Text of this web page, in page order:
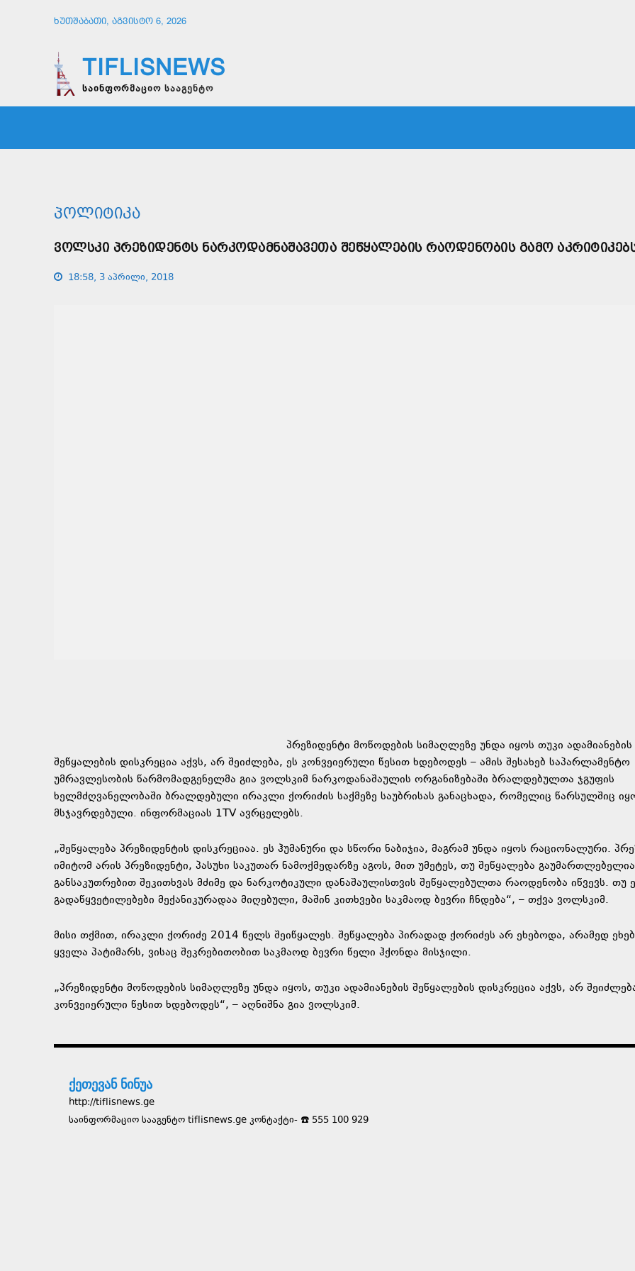
ᲮᲣᲗᲨᲐᲑᲐᲗᲘ, ᲐᲒᲕᲘᲡᲢᲝ 6, 2026
TIFLISNEWS
საინფორმაციო სააგენტო
ᲞᲝᲚᲘᲢᲘᲙᲐ
ᲕᲝᲚᲡᲙᲘ ᲞᲠᲔᲖᲘᲓᲔᲜᲢᲡ ᲜᲐᲠᲙᲝᲓᲐᲛᲜᲐᲨᲐᲕᲔᲗᲐ ᲨᲔᲬᲧᲐᲚᲔᲑᲘᲡ ᲠᲐᲝᲓᲔᲜᲝᲑᲘᲡ ᲒᲐᲛᲝ
18:58, 3 აპრილი, 2018
პრეზიდენტი მოწოდების სიმაღლეზე უნდა იყოს თუკი ადამიანების
შეწყალების დისკრეცია აქვს, არ შეიძლება, ეს კონვეიერული წესით ხდებოდეს – ამის შესახებ საპარლამენტო
უმრავლესობის წარმომადგენელმა გია ვოლსკიმ ნარკოდანაშაულის ორგანიზებაში ბრალდებულთა ჯგუფის
ხელმძღვანელობაში ბრალდებული ირაკლი ქორიძის საქმეზე საუბრისას განაცხადა, რომელიც წარსულშიც
მსჯავრდებული. ინფორმაციას 1TV ავრცელებს.
„შეწყალება პრეზიდენტის დისკრეციაა. ეს ჰუმანური და სწორი ნაბიჯია, მაგრამ უნდა იყოს რაციონალური.
იმიტომ არის პრეზიდენტი, პასუხი საკუთარ ნამოქმედარზე აგოს, მით უმეტეს, თუ შეწყალება
განსაკუთრებით შეკითხვას მძიმე და ნარკოტიკული დანაშაულისთვის შეწყალებულთა რაოდენობა იწვევს. თუ
გადაწყვეტილებები მექანიკურადაა მიღებული, მაშინ კითხვები საკმაოდ ბევრი ჩნდება“, – თქვა ვოლსკიმ.
მისი თქმით, ირაკლი ქორიძე 2014 წელს შეიწყალეს. შეწყალება პირადად ქორიძეს არ ეხებოდა, არამედ
ყველა პატიმარს, ვისაც შეკრებითობით საკმაოდ ბევრი წელი ჰქონდა მისჯილი.
„პრეზიდენტი მოწოდების სიმაღლეზე უნდა იყოს, თუკი ადამიანების შეწყალების დისკრეცია აქვს, არ
კონვეიერული წესით ხდებოდეს“, – აღნიშნა გია ვოლსკიმ.
ქეთევან ნინუა
http://tiflisnews.ge
საინფორმაციო სააგენტო tiflisnews.ge კონტაქტი- ☎️ 555 100 929